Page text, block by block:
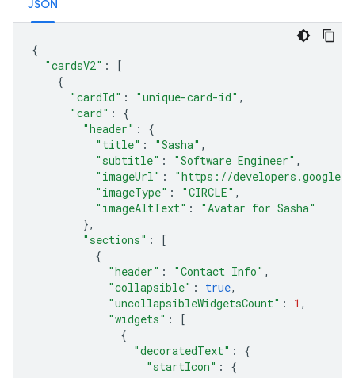
JSON
{
"cardsV2" :
[
{
"cardId" : "unique-card-id" ,
"card" :
{
"header" :
{
"title" : "Sasha" ,
"subtitle" : "Software Engineer" ,
"imageUrl" :
"https://
"imageType" : "CIRCLE" ,
"imageAltText" :
"Avatar for Sasha"
},
"sections" :
[
{
"header" : "Contact Info" ,
"collapsible" : true,
"uncollapsibleWidgetsCount" : 1 ,
"widgets" :
[
{
"decoratedText" :
{
"startIcon" :
{